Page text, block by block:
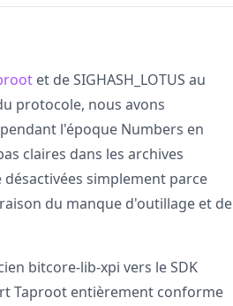
et de SIGHASH_LOTUS au
protocole, nous avons
l'époque Numbers en
claires dans les archives
simplement parce
du manque d'outillage et de
bitcore-lib-xpi vers le SDK
Taproot entièrement conforme